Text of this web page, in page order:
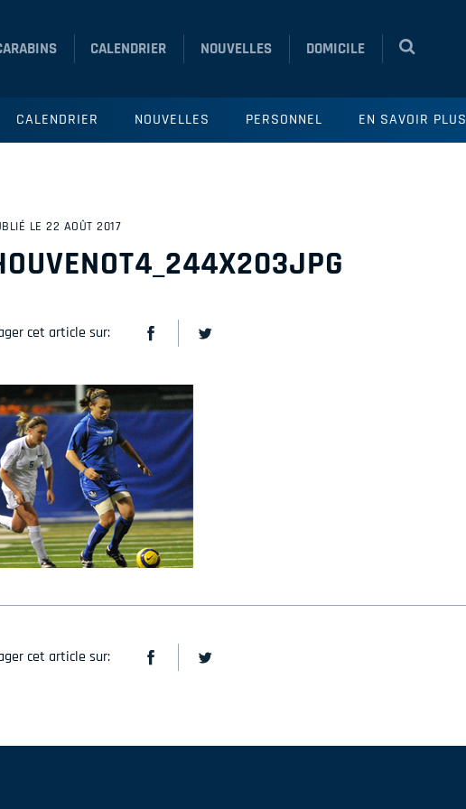
CALENDRIER NOUVELLES DOMICILE
CALENDRIER NOUVELLES PERSONNEL EN SAVOIR PLUS
LE 22 AOÛT 2017
cet article sur:
cet article sur: